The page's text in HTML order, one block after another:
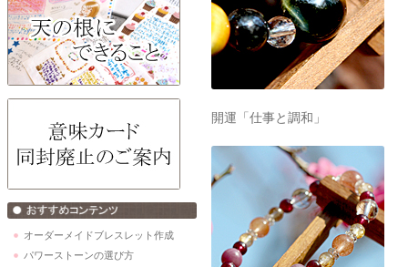
オーダーメイドブレスレット作成
パワーストーンの選び方
開運「仕事と調和」